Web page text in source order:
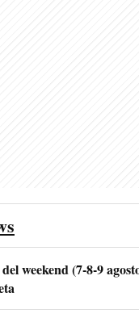
weekend (7-8-9